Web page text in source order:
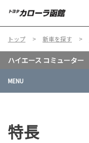
トップ 新車を探す
ハイエース コミューター
MENU
特長